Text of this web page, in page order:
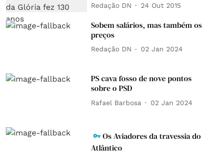
Redação DN 24 Out 2015
Sobem salários, mas também os
preços
Redação DN 02 Jan 2024
PS cava fosso de nove pontos
sobre o PSD
Rafael Barbosa 02 Jan 2024
Os Aviadores da travessia do
Atlântico